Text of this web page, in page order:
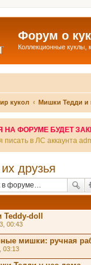
Форум о
Коллекционные
кукол Мишки Тедди и
ФОРУМЕ БУДЕТ
в ЛС аккаунта
друзья
Teddy-doll
00:43
мишки: ручная
03:13